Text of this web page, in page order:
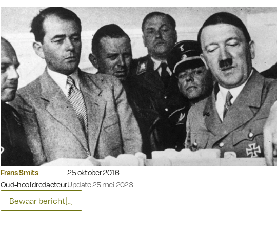
Frans Smits
Oud-hoofdredacteur
Gepubliceerd op:
25 oktober 2016
Update 25 mei 2023
Bewaar bericht